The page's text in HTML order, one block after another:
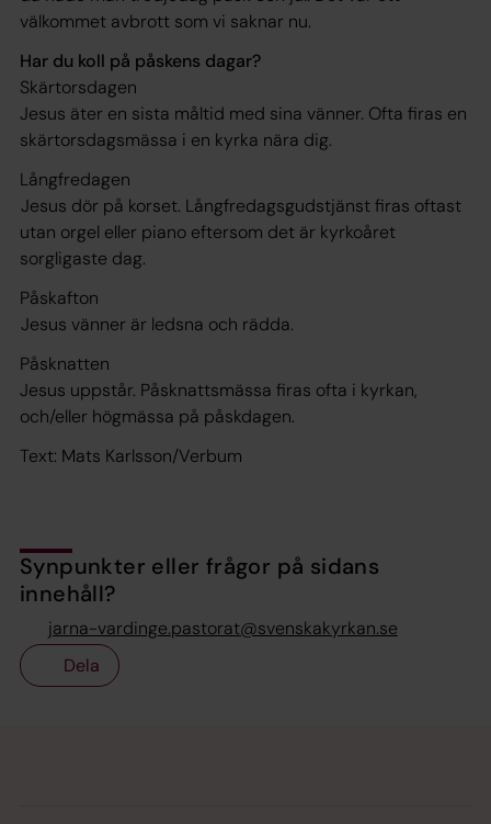
välkommet avbrott som vi saknar nu.
Har du koll på påskens dagar?
Skärtorsdagen
Jesus äter en sista måltid med sina vänner. Ofta firas en
skärtorsdagsmässa i en kyrka nära dig.
Långfredagen
Jesus dör på korset. Långfredagsgudstjänst firas oftast
utan orgel eller piano eftersom det är kyrkoåret
sorgligaste dag.
Påskafton
Jesus vänner är ledsna och rädda.
Påsknatten
Jesus uppstår. Påsknattsmässa firas ofta i kyrkan,
och/eller högmässa på påskdagen.
Text: Mats Karlsson/Verbum
Synpunkter eller frågor på sidans
innehåll?
jarna-vardinge.pastorat@svenskakyrkan.se
Dela